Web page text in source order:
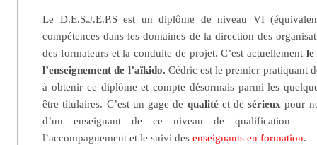
Le D.E.S.J.E.P.S est un diplôme de niveau VI
compétences dans les domaines de la direction des
des formateurs et la conduite de projet. C’est actuellement le
l’enseignement de l’aïkido. Cédric est le premier pratiquant
à obtenir ce diplôme et compte désormais parmi les
être titulaires. C’est un gage de qualitéet desérieux pour
d’un enseignant de ce niveau de qualification –
l’accompagnement et le suivi desenseignants en formation.